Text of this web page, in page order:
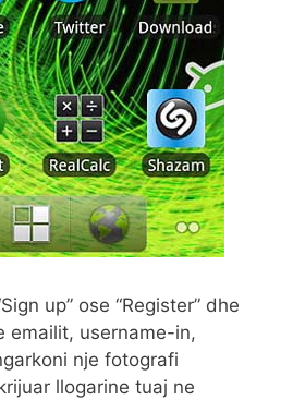
up” ose “Register” dhe
emailit, username-in,
nje fotografi
llogarine tuaj ne